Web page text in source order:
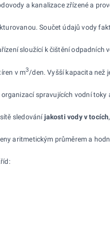
a kanalizace zřízené a
Součet údajů vody
sloužící k čištění
v m3/den. Vyšší kapacita než
spravujících vodní
sledováníjakosti vody v tocích
aritmetickým průměrem a